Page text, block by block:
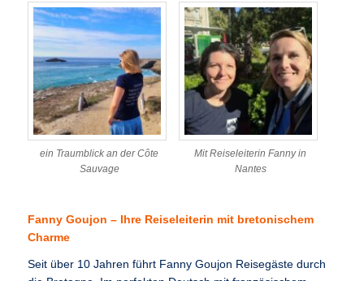
ein Traumblick an der Côte
Sauvage
Mit Reiseleiterin Fanny in
Nantes
Fanny Goujon – Ihre Reiseleiterin mit bretonischem
Charme
Seit über 10 Jahren führt Fanny Goujon Reisegäste durch